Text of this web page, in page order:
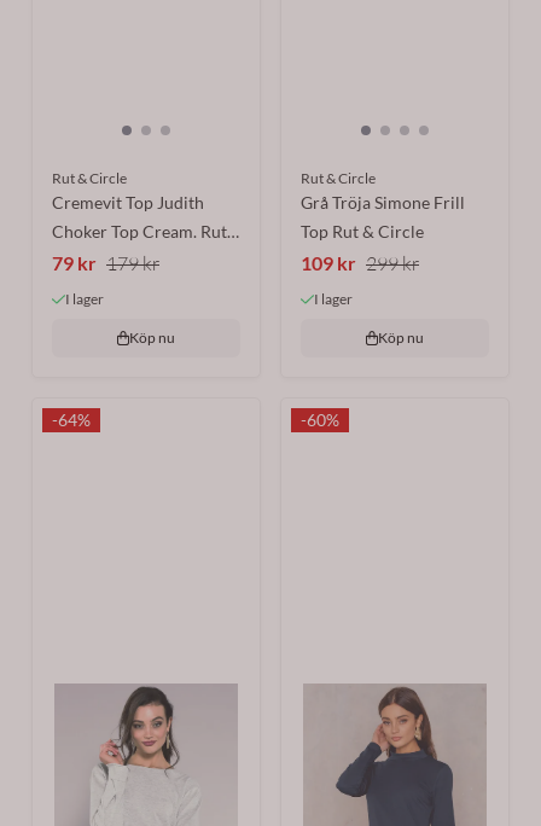
Rut & Circle
Cremevit Top Judith
Choker Top Cream. Rut
& ...
79 kr 179 kr
I lager
Köp nu
Rut & Circle
Grå Tröja Simone Frill
Top Rut & Circle
109 kr 299 kr
I lager
Köp nu
-64% -60%